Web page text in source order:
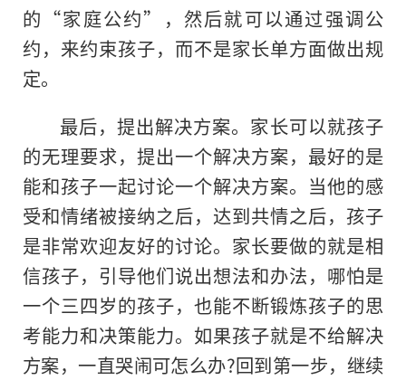
的“家庭公约”，然后就可以通过强调公
约，来约束孩子，而不是家长单方面做出规
定。
最后，提出解决方案。家长可以就孩子
的无理要求，提出一个解决方案，最好的是
能和孩子一起讨论一个解决方案。当他的感
受和情绪被接纳之后，达到共情之后，孩子
是非常欢迎友好的讨论。家长要做的就是相
信孩子，引导他们说出想法和办法，哪怕是
一个三四岁的孩子，也能不断锻炼孩子的思
考能力和决策能力。如果孩子就是不给解决
方案，一直哭闹可怎么办?回到第一步，继续